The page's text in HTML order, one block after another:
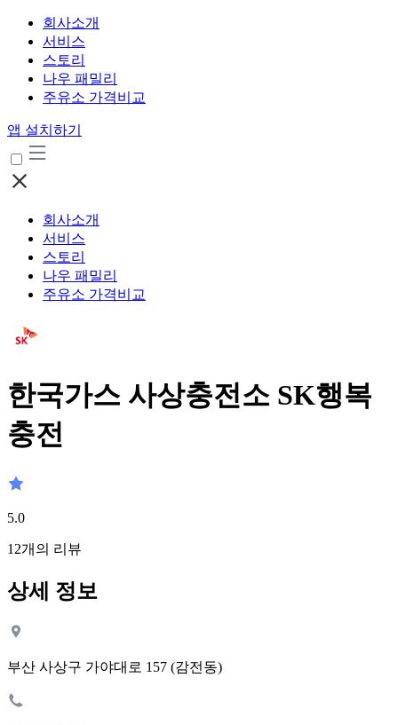
회사소개
서비스
스토리
나우 패밀리
주유소 가격비교
앱 설치하기
회사소개
서비스
스토리
나우 패밀리
주유소 가격비교
한국가스 사상충전소 SK행복
충전
5.0
12개의 리뷰
상세 정보
부산 사상구 가야대로 157 (감전동)